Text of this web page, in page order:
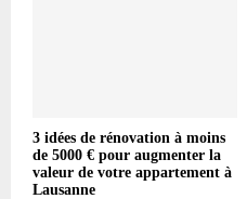
3 idées de rénovation à moins
de 5000 € pour augmenter la
valeur de votre appartement à
Lausanne